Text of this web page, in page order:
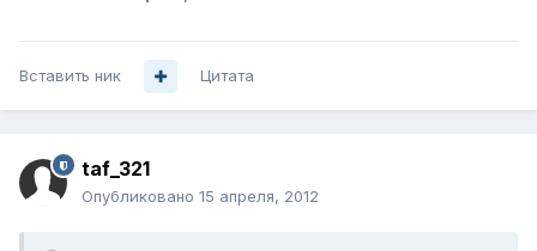
Вставить ник Цитата
taf_321
Опубликовано 15 апреля, 2012